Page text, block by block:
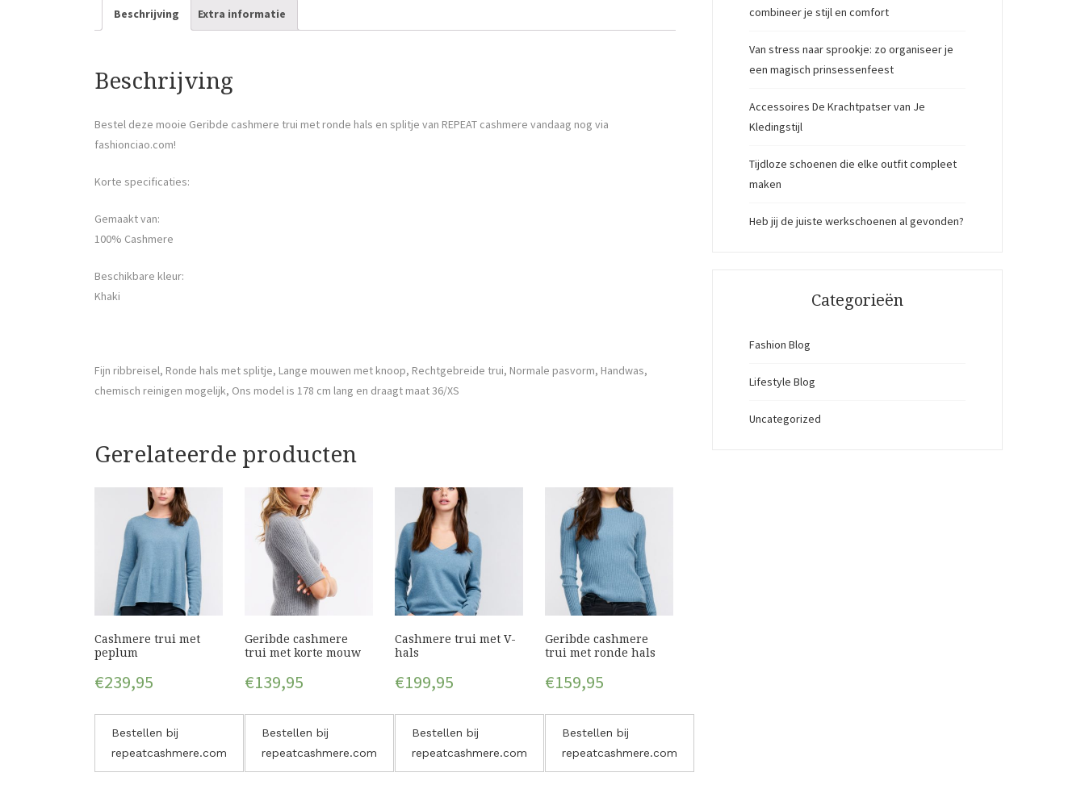
Beschrijving Extra informatie
Beschrijving
Bestel deze mooie Geribde cashmere trui met ronde hals en splitje van REPEAT cashmere vandaag nog via
fashionciao.com!
Korte specificaties:
Gemaakt van:
100% Cashmere
Beschikbare kleur:
Khaki
Fijn ribbreisel, Ronde hals met splitje, Lange mouwen met knoop, Rechtgebreide trui, Normale pasvorm, Handwas,
chemisch reinigen mogelijk, Ons model is 178 cm lang en draagt maat 36/XS
Gerelateerde producten
Cashmere trui met
peplum
€239,95
Bestellen bij
repeatcashmere.com
Geribde cashmere
trui met korte mouw
€139,95
Bestellen bij
repeatcashmere.com
Cashmere trui met V-
hals
€199,95
Bestellen bij
repeatcashmere.com
Geribde cashmere
trui met ronde hals
€159,95
Bestellen bij
repeatcashmere.com
combineer je stijl en comfort
Van stress naar sprookje: zo organiseer je
een magisch prinsessenfeest
Accessoires De Krachtpatser van Je
Kledingstijl
Tijdloze schoenen die elke outfit compleet
maken
Heb jij de juiste werkschoenen al gevonden?
Categorieën
Fashion Blog
Lifestyle Blog
Uncategorized